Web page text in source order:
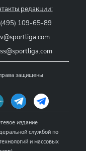
редакции:
109-65-89
защищены
издание
службой по
и массовых